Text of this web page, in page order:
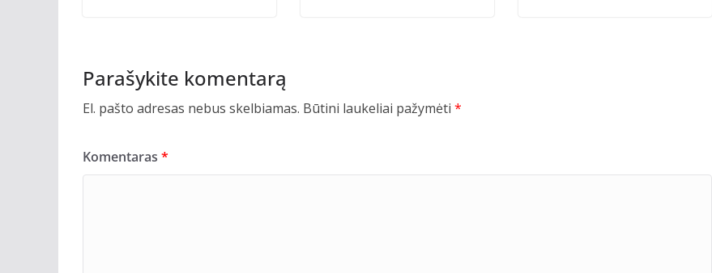
Parašykite komentarą
El. pašto adresas nebus skelbiamas. Būtini laukeliai pažymėti *
Komentaras *